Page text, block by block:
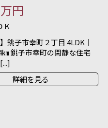
円
Ｋ
銚子市幸町２丁目 4LDK｜
銚子市幸町の閑静な住宅
詳細を見る